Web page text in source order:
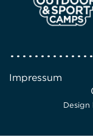
Impressum
Design